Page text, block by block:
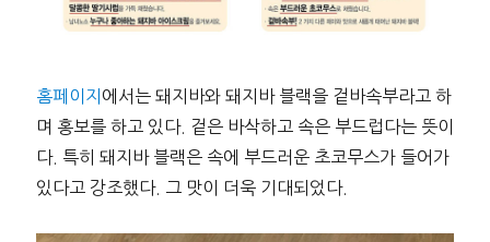
홈페이지 에서는 돼지바와 돼지바 블랙을 겉바속부라고 하
며 홍보를 하고 있다. 겉은 바삭하고 속은 부드럽다는 뜻이
다. 특히 돼지바 블랙은 속에 부드러운 초코무스가 들어가
있다고 강조했다. 그 맛이 더욱 기대되었다.